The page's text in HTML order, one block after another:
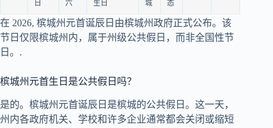
日
六
生日
城
态
在 2026, 槟城州元首诞辰日由槟城州政府正式公布。该
节日仅限槟城州内，属于州级公共假日，而非全国性节
日。.
槟城州元首生日是公共假日吗？
是的。槟城州元首诞辰日是槟城的公共假日。这一天，
州内各政府机关、学校和许多企业通常都会关闭或缩短